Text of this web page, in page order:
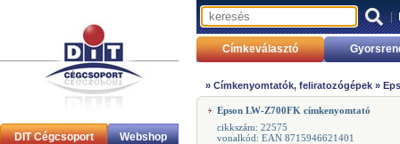
DIT Cégcsoport Webshop
|
Címkeválasztó
» Címkenyomtatók, feliratozógépek »
Epson LW-Z700FK címkenyomtató
cikkszám: 22575
vonalkód: EAN 8715946621401